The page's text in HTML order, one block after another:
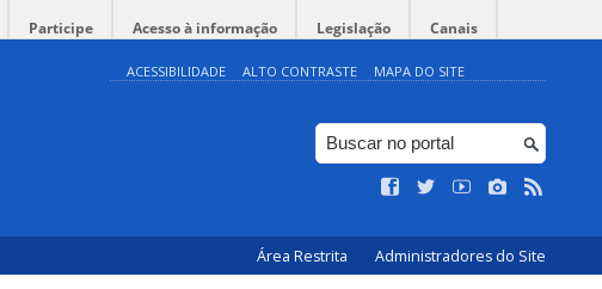
Participe Acesso à informação Legislação Canais
ACESSIBILIDADE ALTO CONTRASTE MAPA DO SITE
Área Restrita Administradores do Site